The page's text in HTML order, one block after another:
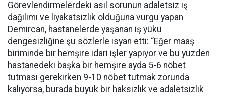
Görevlendirmelerdeki asıl sorunun adaletsiz iş
dağılımı ve liyakatsizlik olduğuna vurgu yapan
Demircan, hastanelerde yaşanan iş yükü
dengesizliğine şu sözlerle isyan etti: “Eğer maaş
biriminde bir hemşire idari işler yapıyor ve bu yüzden
hastanedeki başka bir hemşire ayda 5-6 nöbet
tutması gerekirken 9-10 nöbet tutmak zorunda
kalıyorsa, burada büyük bir haksızlık ve adaletsizlik